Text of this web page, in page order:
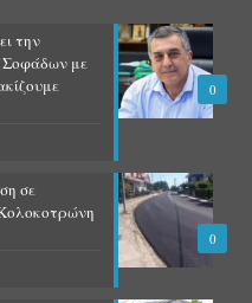
0
την
Σοφάδων με
0
σε